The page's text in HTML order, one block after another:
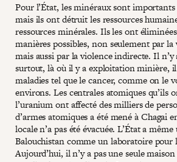
Pour l’État, les minéraux sont importants
mais ils ont détruit les ressources
ressources minérales. Ils les ont
manières possibles, non seulement par
mais aussi par la violence indirecte. Il n’y
surtout, là où il y a exploitation minière, il
maladies tel que le cancer, comme on le
environs. Les centrales atomiques qu’ils
l’uranium ont affecté des milliers de
d’armes atomiques a été mené à Chagai
locale n’a pas été évacuée. L’État a
Balouchistan comme un laboratoire pour
Aujourd’hui, il n’y a pas une seule